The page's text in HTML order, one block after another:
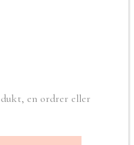
en ordrer eller